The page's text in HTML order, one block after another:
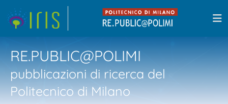
RE.PUBLIC@POLIMI
pubblicazioni di ricerca del
Politecnico di Milano